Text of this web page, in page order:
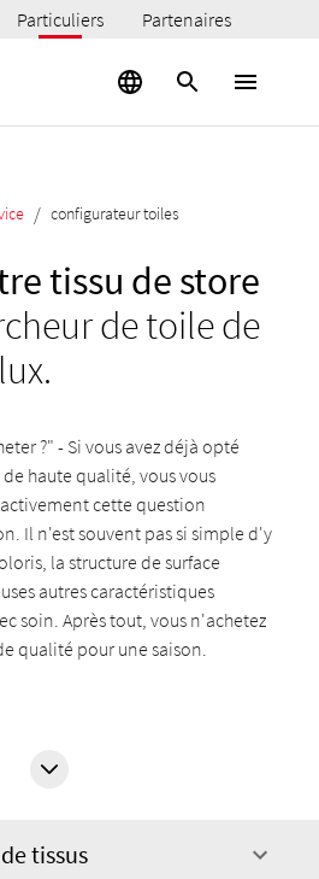
Particuliers Partenaires
/ configurateur toiles
tissu de store
de toile de
?" - Si vous avez déjà opté
haute qualité, vous vous
cette question
Il n'est souvent pas si simple d'y
la structure de surface
autres caractéristiques
soin. Après tout, vous n'achetez
qualité pour une saison.
tissus